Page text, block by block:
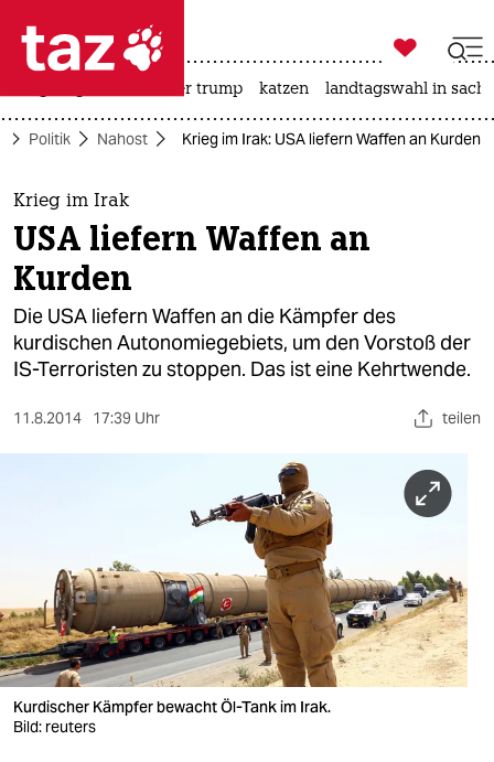
 taz zahl ich
taz zahl ich
themen
politik
öko
gesellschaft
sport
wahrheit
verlag
verlag
veranstaltungen

taz zahl ich
usa unter trump katzen landtagswahl in
Politik Nahost Krieg im Irak: USA liefern Waffen an Kurden
Krieg im Irak
USA liefern Waffen an
Kurden
Die USA liefern Waffen an die Kämpfer des
kurdischen Autonomiegebiets, um den Vorstoß der
IS-Terroristen zu stoppen. Das ist eine Kehrtwende.
11.8.2014 17:39 Uhr teilen
Kurdischer Kämpfer bewacht Öl-Tank im Irak.
Bild: reuters